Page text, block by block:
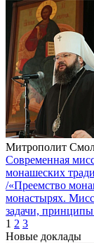
Митрополит
Современная
монашеских
/«Преемство
монастырях.
задачи,
1 2 3
Новые доклады